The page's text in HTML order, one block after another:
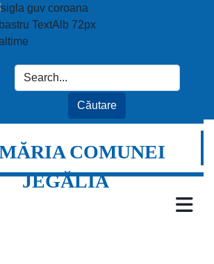
COMUNEI
JEGĂLIA